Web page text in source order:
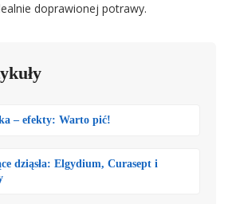
doprawionej potrawy.
– efekty: Warto pić!
dziąsła: Elgydium, Curasept i